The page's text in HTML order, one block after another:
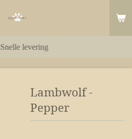
Snelle levering
Lambwolf -
Pepper